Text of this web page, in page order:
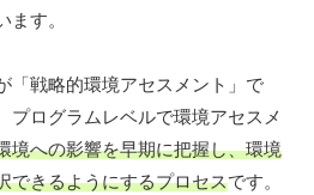
ます。
「戦略的環境アセスメント」で
プログラムレベルで環境アセスメ
境への影響を早期に把握し、環境
できるようにするプロセスです。